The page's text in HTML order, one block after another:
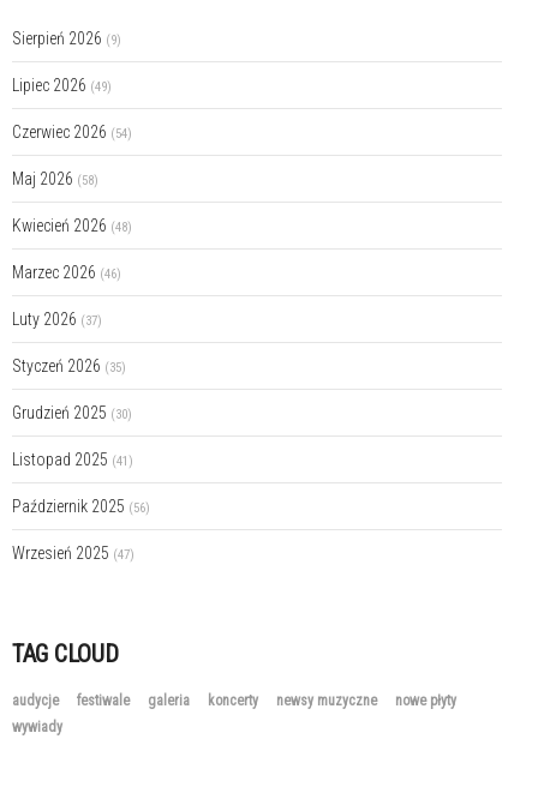
Sierpień 2026 (9)
Lipiec 2026 (49)
Czerwiec 2026 (54)
Maj 2026 (58)
Kwiecień 2026 (48)
Marzec 2026 (46)
Luty 2026 (37)
Styczeń 2026 (35)
Grudzień 2025 (30)
Listopad 2025 (41)
Październik 2025 (56)
Wrzesień 2025 (47)
TAG CLOUD
audycje festiwale galeria koncerty newsy muzyczne
nowe płyty
wywiady